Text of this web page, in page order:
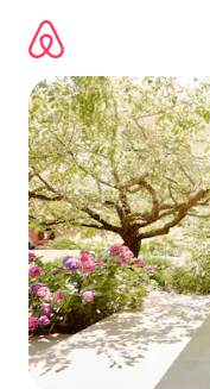
contenido